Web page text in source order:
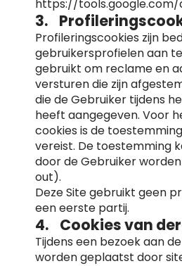
https://
3.
Profileringscookies zijn
gebruikersprofielen aan
gebruikt om reclame en
versturen die zijn
die de Gebruiker tijdens
heeft aangegeven. Voor
cookies is de
vereist. De toestemming
door de Gebruiker
out).
Deze Site gebruikt geen
een eerste partij.
4. Cookies van
Tijdens een bezoek aan
worden geplaatst door